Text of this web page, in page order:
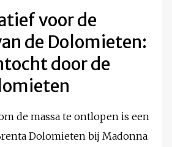
voor de
de Dolomieten:
door de
de massa te ontlopen is een
Dolomieten bij Madonna